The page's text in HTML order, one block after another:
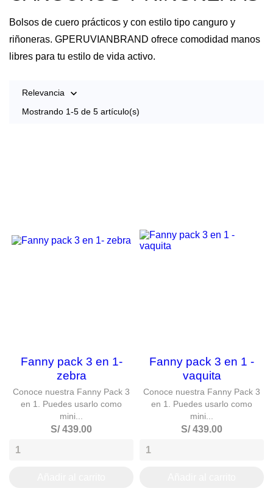
Bolsos de cuero prácticos y con estilo tipo canguro y
riñoneras. GPERUVIANBRAND ofrece comodidad manos
libres para tu estilo de vida activo.
Relevancia 
Mostrando 1-5 de 5 artículo(s)
Fanny pack 3 en 1-
zebra
Conoce nuestra Fanny Pack 3
en 1. Puedes usarlo como
mini...
S/ 439.00
Fanny pack 3 en 1 -
vaquita
Conoce nuestra Fanny Pack 3
en 1. Puedes usarlo como
mini...
S/ 439.00